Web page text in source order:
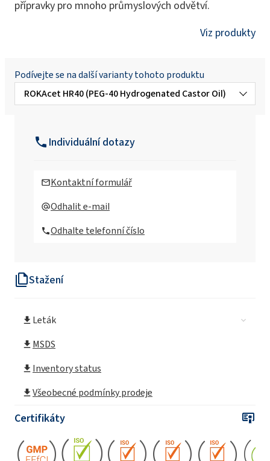
Stažení
Leták
MSDS
Inventory status
Všeobecné podmínky prodeje
Certifikáty
přípravky pro mnoho průmyslových odvětví.
Viz produkty
Podívejte se na další varianty tohoto produktu
ROKAcet HR40 (PEG-40 Hydrogenated Castor Oil)
Individuální dotazy
Kontaktní formulář
Odhalit e-mail
Odhalte telefonní číslo